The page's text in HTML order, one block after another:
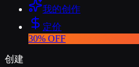
我的创作
定价
30% OFF
创建